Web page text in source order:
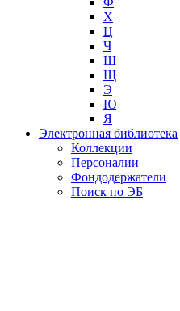
Х
Ц
Ч
Ш
Щ
Э
Ю
Я
Электронная библиотека
Коллекции
Персоналии
Фондодержатели
Поиск по ЭБ